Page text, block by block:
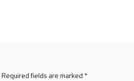
Required fields are marked *